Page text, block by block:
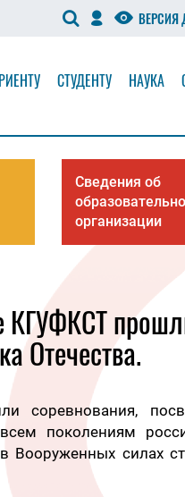
СТУДЕНТУ НАУКА
Сведения об
организации
КГУФКСТ
Отечества.
соревнования,
поколениям
силах